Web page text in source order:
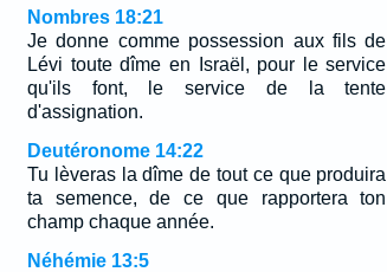
Nombres 18:21
Je donne comme possession aux fils de
Lévi toute dîme en Israël, pour le service
qu'ils font, le service de la tente
d'assignation.
Deutéronome 14:22
Tu lèveras la dîme de tout ce que produira
ta semence, de ce que rapportera ton
champ chaque année.
Néhémie 13:5